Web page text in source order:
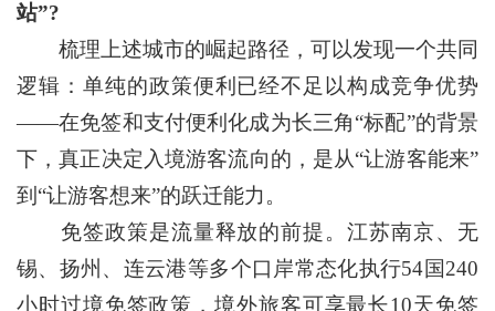
站”?
梳理上述城市的崛起路径，可以发现一个共同
逻辑：单纯的政策便利已经不足以构成竞争优势
——在免签和支付便利化成为长三角“标配”的背景
下，真正决定入境游客流向的，是从“让游客能来”
到“让游客想来”的跃迁能力。
免签政策是流量释放的前提。江苏南京、无
锡、扬州、连云港等多个口岸常态化执行54国240
小时过境免签政策，境外旅客可享最长10天免签